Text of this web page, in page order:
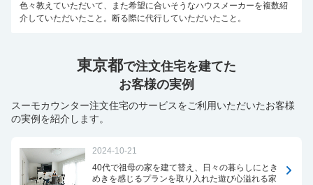
色々教えていただいて、また希望に合いそうなハウスメーカーを複数紹
介していただいたこと。断る際に代行していただいたこと。
東京都で注文住宅を建てた
お客様の実例
スーモカウンター注文住宅のサービスをご利用いただいたお客様
の実例を紹介します。
2024-10-21
40代で祖母の家を建て替え、日々の暮らしにとき
めきを感じるプランを取り入れた遊び心溢れる家